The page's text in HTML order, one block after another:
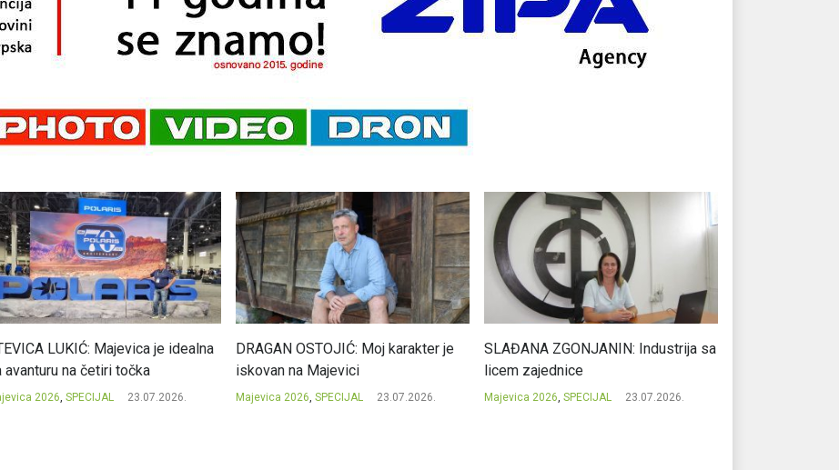
LUKIĆ: Majevica je idealna
avanturu na četiri točka
2026, SPECIJAL 23.07.2026.
DRAGAN OSTOJIĆ: Moj karakter je
iskovan na Majevici
Majevica 2026, SPECIJAL 23.07.2026.
SLAĐANA ZGONJANIN: Industrija sa
licem zajednice
Majevica 2026, SPECIJAL 23.07.2026.